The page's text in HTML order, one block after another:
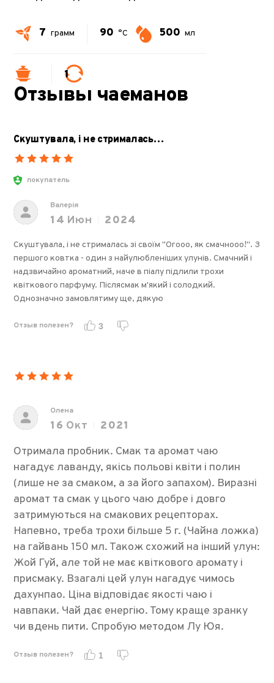
7 грамм 90 °C 500 мл
1
Отзывы чаеманов
Скуштувала, і не стрималась…
покупатель
Валерія
14 Июн 2024
Скуштувала, і не стрималась зі своїм "Огооо, як смачнооо!". З
першого ковтка - один з найулюбленіших улунів. Смачний і
надзвичайно ароматний, наче в піалу підлили трохи
квіткового парфуму. Післясмак м'який і солодкий.
Однозначно замовлятиму ще, дякую
Отзыв полезен? 3
Олена
16 Окт
2021
Отримала пробник. Смак та аромат чаю
нагадує лаванду, якісь польові квіти і полин
(лише не за смаком, а за його запахом). Виразні
аромат та смак у цього чаю добре і довго
затримуються на смакових рецепторах.
Напевно, треба трохи більше 5 г. (Чайна ложка)
на гайвань 150 мл. Також схожий на інший улун:
Жой Гуй, але той не має квіткового аромату і
присмаку. Взагалі цей улун нагадує чимось
дахунпао. Ціна відповідає якості чаю і
навпаки. Чай дає енергію. Тому краще зранку
чи вдень пити. Спробую методом Лу Юя.
Отзыв полезен? 1